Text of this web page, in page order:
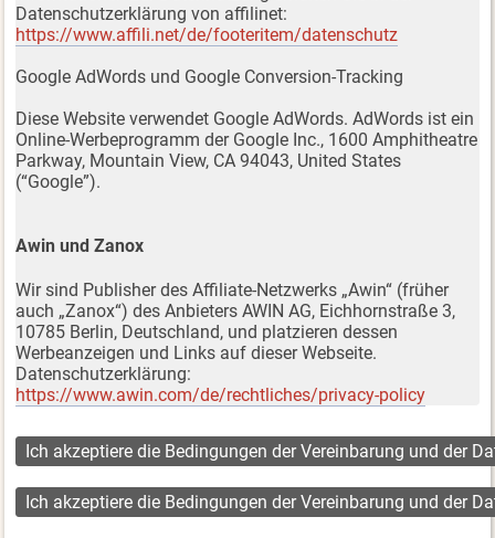
Datenschutzerklärung von affilinet:
https://www.affili.net/de/footeritem/datenschutz
Google AdWords und Google Conversion-Tracking
Diese Website verwendet Google AdWords. AdWords ist ein
Online-Werbeprogramm der Google Inc., 1600 Amphitheatre
Parkway, Mountain View, CA 94043, United States
(“Google”).
Awin und Zanox
Wir sind Publisher des Affiliate-Netzwerks „Awin“ (früher
auch „Zanox“) des Anbieters AWIN AG, Eichhornstraße 3,
10785 Berlin, Deutschland, und platzieren dessen
Werbeanzeigen und Links auf dieser Webseite.
Datenschutzerklärung:
https://www.awin.com/de/rechtliches/privacy-policy